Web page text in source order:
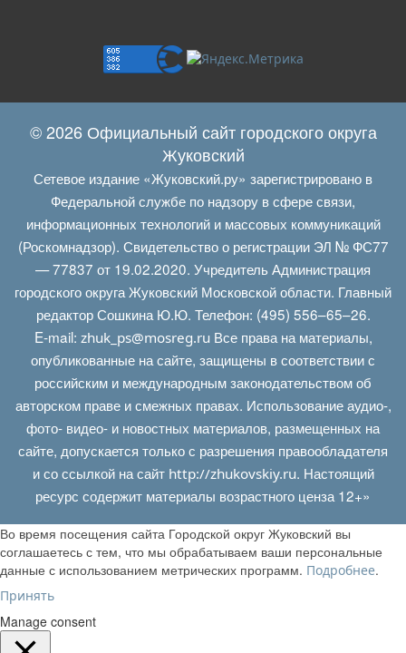
© 2026 Официальный сайт городского округа
Жуковский
Сетевое издание «Жуковский.ру» зарегистрировано в
Федеральной службе по надзору в сфере связи,
информационных технологий и массовых коммуникаций
(Роскомнадзор). Свидетельство о регистрации ЭЛ № ФС77
— 77837 от 19.02.2020. Учредитель Администрация
городского округа Жуковский Московской области. Главный
редактор Сошкина Ю.Ю. Телефон: (495) 556–65–26.
E‑mail: zhuk_ps@mosreg.ruВсе права на материалы,
опубликованные на сайте, защищены в соответствии с
российским и международным законодательством об
авторском праве и смежных правах. Использование аудио-,
фото- видео- и новостных материалов, размещенных на
сайте, допускается только с разрешения правообладателя
и со ссылкой на сайт http://zhukovskiy.ru. Настоящий
ресурс содержит материалы возрастного ценза 12+»
Во время посещения сайта Городской округ Жуковский вы
соглашаетесь с тем, что мы обрабатываем ваши персональные
данные с использованием метрических программ. Подробнее.
Принять
Manage consent